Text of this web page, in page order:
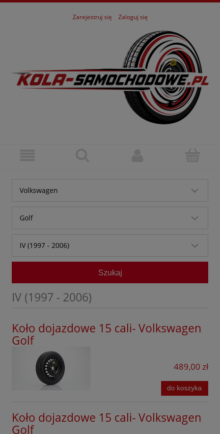
Zarejestruj się Zaloguj się
Volkswagen
Baic
Bestune
BMW
BYD
Citroen
Cupra
Dacia
Dongfeng
Golf
Caddy
CC
Golf Cross
IV (1997 - 2006)
IV (1997 - 2006)
V (2003 - 2009)
VI (2008 - 2014)
VIII (2019 - obecnie)
Szukaj
IV (1997 - 2006)
Koło dojazdowe 15 cali- Volkswagen
Golf
489,00 zł
do koszyka
Koło dojazdowe 15 cali- Volkswagen
Golf